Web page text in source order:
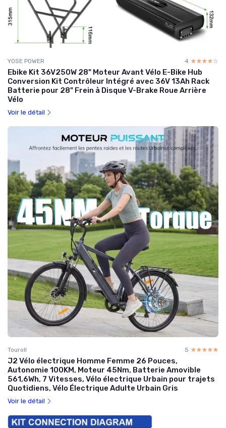
YOSE POWER 4 ☆☆☆☆☆
★★★★★
Ebike Kit 36V250W 28" Moteur Avant Vélo E-Bike Hub
Conversion Kit Contrôleur Intégré avec 36V 13Ah Rack
Batterie pour 28" Frein à Disque V-Brake Roue Arrière
Vélo
Voir le détail
Touroll 5 ☆☆☆☆☆
★★★★★
J2 Vélo électrique Homme Femme 26 Pouces,
Autonomie 100KM, Moteur 45Nm, Batterie Amovible
561,6Wh, 7 Vitesses, Vélo électrique Urbain pour trajets
Quotidiens, Vélo Électrique Adulte Urbain Gris
Voir le détail